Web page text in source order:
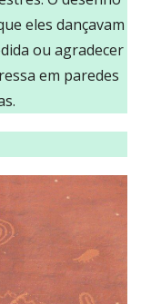
eles dançavam
ou agradecer
em paredes